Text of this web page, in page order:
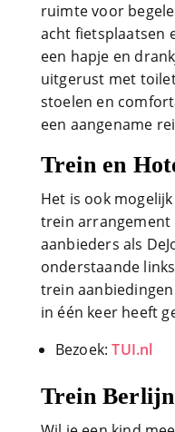
ruimte voor
acht fietsplaatsen
een hapje en
uitgerust met
stoelen en
een aangename
Trein en
Het is ook
trein arrangement
aanbieders als
onderstaande
trein
in één keer heeft
Bezoek:TUI.nl
Trein